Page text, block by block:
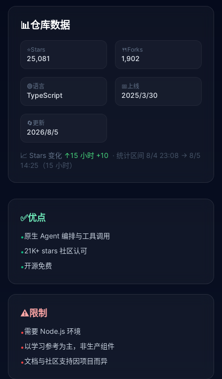
📊仓库数据
⭐Stars
25,081
🍴 Forks
1,902
🟢语言
TypeScript
📅上线
2025/3/30
🔄更新
2026/8/5
📈 Stars 变化 ↑15 小时 +10 · 统计区间 8/4 23:08 → 8/5
14:25（15 小时）
✅优点
•原生 Agent 编排与工具调用
•21K+ stars 社区认可
•开源免费
⚠️限制
•需要 Node.js 环境
• 以学习参考为主，非生产组件
•文档与社区支持因项目而异